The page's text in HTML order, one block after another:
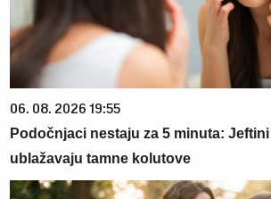
06. 08. 2026 19:55
Podočnjaci nestaju za 5 minuta:
ublažavaju tamne kolutove